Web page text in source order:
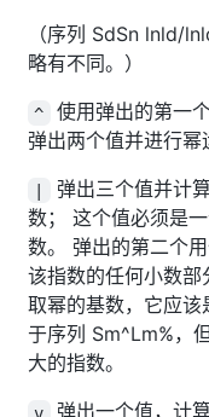
（序列 SdSn lnld/
略有不同。）
^
使用弹出的第一
弹出两个值并进行幂
|
弹出三个值并计
数； 这个值必须是
数。 弹出的第二个
该指数的任何小数
取幂的基数，它应
于序列 Sm^Lm%，
大的指数。
v 弹出一个值，计